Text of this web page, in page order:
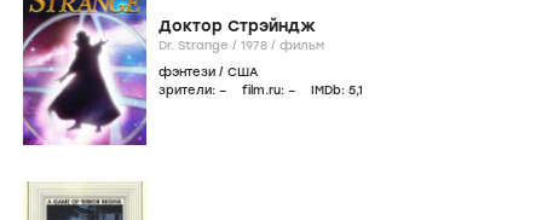
Доктор Стрэйндж
Dr. Strange / 1978 / фильм
фэнтези / США
зрители: – film.ru: – IMDb: 5,1